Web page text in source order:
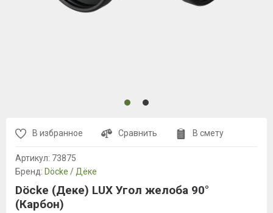
В избранное Сравнить В смету
Артикул: 73875
Бренд: Döcke / Дёке
Döcke (Деке) LUX Угол желоба 90°
(Карбон)